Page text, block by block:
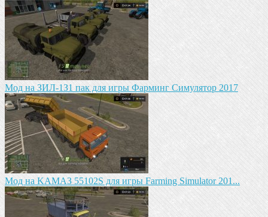
Mод на ЗИЛ-1З1 пак для игры Фарминг Симулятор 2017
Mод на KAМАЗ 55102S для игры Farming Simulator 201...